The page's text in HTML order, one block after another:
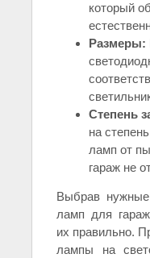
который
Размеры:
Степень
на
ламп от
гараж не
Выбрав
ламп для
их правильно.
лампы на